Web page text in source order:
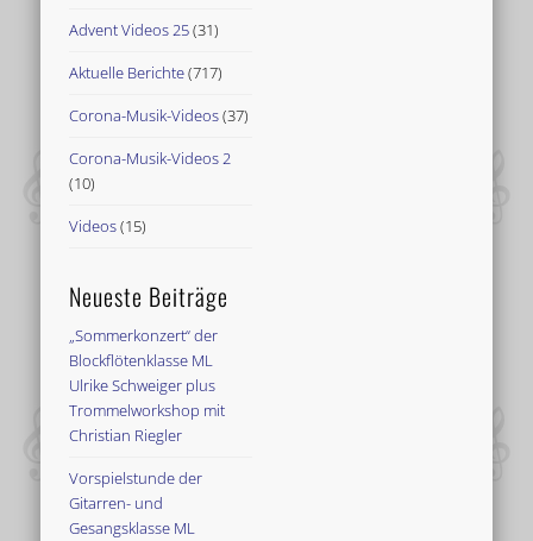
Advent Videos 25(31)
Aktuelle Berichte(717)
Corona-Musik-Videos(37)
Corona-Musik-Videos 2
(10)
Videos(15)
Neueste Beiträge
„Sommerkonzert“ der
Blockflötenklasse ML
Ulrike Schweiger plus
Trommelworkshop mit
Christian Riegler
Vorspielstunde der
Gitarren- und
Gesangsklasse ML